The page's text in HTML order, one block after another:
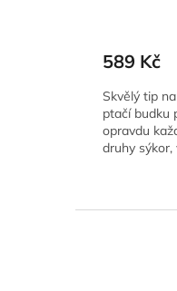
589 Kč
Skvělý tip
ptačí budku
opravdu
druhy sýkor,